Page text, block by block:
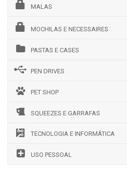
MALAS
MOCHILAS E NECESSAIRES
PASTAS E CASES
PEN DRIVES
PET SHOP
SQUEEZES E GARRAFAS
TECNOLOGIA E INFORMÁTICA
USO PESSOAL